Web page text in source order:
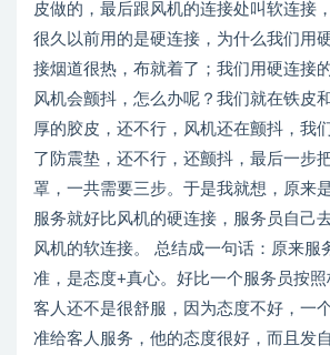
皮做的，最后跟风机的连接处叫软连接
很久以前用的是硬连接，为什么我们用
接烟道很热，布就着了；我们用硬连接
风机会颤抖，怎么办呢？我们就在铁皮
厚的胶皮，还不行，风机还在颤抖，我
了防震垫，还不行，还颤抖，最后一步
罩，一共需要三步。于是我就想，原来
服务就好比风机的硬连接，服务员自己
风机的软连接。 总结成一句话：原来服
准，是态度+真心。好比一个服务员按照
客人还不是很舒服，因为态度不好，一
准给客人服务，他的态度很好，而且发